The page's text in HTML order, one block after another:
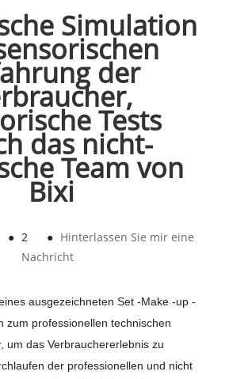
Simulation
der
Tests
das nicht-
Team von
Bixi
● 2 ● Hinterlassen Sie mir eine
Nachricht
ausgezeichneten Set -Make -up -
zum professionellen technischen
um das Verbrauchererlebnis zu
der professionellen und nicht